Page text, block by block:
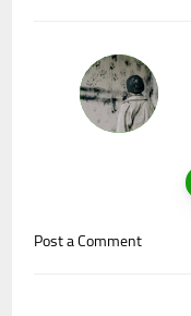
Post a Comment